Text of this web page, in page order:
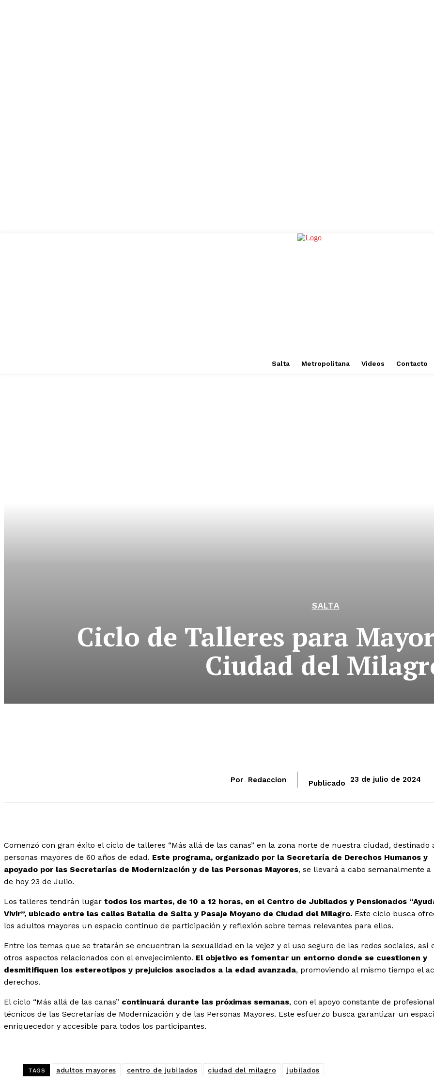
Salta Metropolitana Videos Contacto
SALTA
Ciclo de Talleres para
Ciudad del
Por Redaccion Publicado 23 de julio de 2024
Comenzó con gran éxito el ciclo de talleres “Más allá de las canas” en la zona norte de nuestra ciudad, destinado
personas mayores de 60 años de edad. Este programa, organizado por la Secretaría de Derechos Humanos y
apoyado por las Secretarías de Modernización y de las Personas Mayores, se llevará a cabo semanalmente
de hoy 23 de Julio.
Los talleres tendrán lugar todos los martes, de 10 a 12 horas, en el Centro de Jubilados y Pensionados
Vivir”, ubicado entre las calles Batalla de Salta y Pasaje Moyano de Ciudad del Milagro. Este ciclo busca
los adultos mayores un espacio continuo de participación y reflexión sobre temas relevantes para ellos.
Entre los temas que se tratarán se encuentran la sexualidad en la vejez y el uso seguro de las redes sociales, así
otros aspectos relacionados con el envejecimiento. El objetivo es fomentar un entorno donde se cuestionen y
desmitifiquen los estereotipos y prejuicios asociados a la edad avanzada, promoviendo al mismo tiempo el
derechos.
El ciclo “Más allá de las canas” continuará durante las próximas semanas, con el apoyo constante de
técnicos de las Secretarías de Modernización y de las Personas Mayores. Este esfuerzo busca garantizar un
enriquecedor y accesible para todos los participantes.
TAGS adultos mayores centro de jubilados ciudad del milagro jubilados